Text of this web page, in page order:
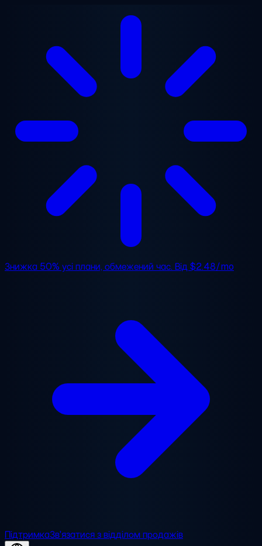
Знижка 50% усі плани, обмежений час. Від$2.48/mo
ПідтримкаЗв'язатися з відділом продажів